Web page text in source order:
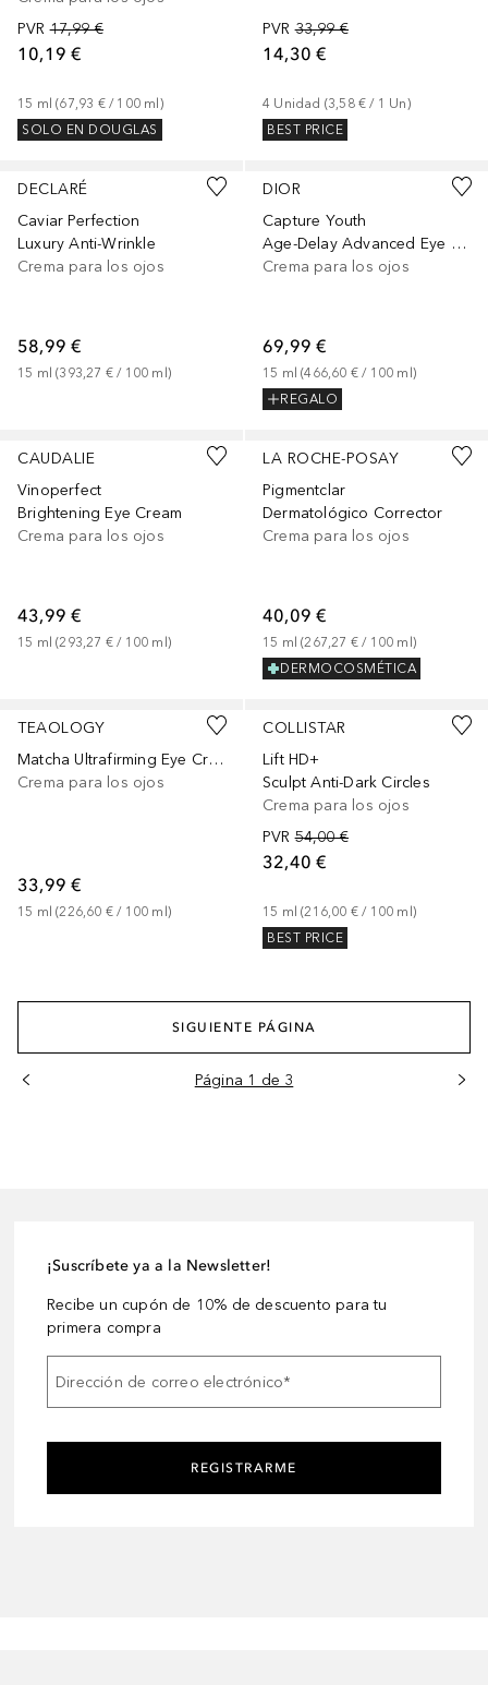
PVR 17,99 €
10,19 €
15 ml (67,93 € / 100 ml )
SOLO EN DOUGLAS
PVR 33,99 €
14,30 €
4 Unidad (3,58 € / 1 Un)
BEST PRICE
DECLARÉ
Caviar Perfection
Luxury Anti-Wrinkle
Crema para los ojos
58,99 €
15 ml (393,27 € / 100 ml )
DIOR
Capture Youth
Age-Delay Advanced Eye Treatment
Crema para los ojos
69,99 €
15 ml (466,60 € / 100 ml )
REGALO
CAUDALIE
Vinoperfect
Brightening Eye Cream
Crema para los ojos
43,99 €
15 ml (293,27 € / 100 ml )
LA ROCHE-POSAY
Pigmentclar
Dermatológico Corrector
Crema para los ojos
40,09 €
15 ml (267,27 € / 100 ml )
DERMOCOSMÉTICA
TEAOLOGY
Matcha Ultrafirming Eye Cream
Crema para los ojos
33,99 €
15 ml (226,60 € / 100 ml )
COLLISTAR
Lift HD+
Sculpt Anti-Dark Circles
Crema para los ojos
PVR 54,00 €
32,40 €
15 ml (216,00 € / 100 ml )
BEST PRICE
SIGUIENTE PÁGINA
Página 1 de 3
¡Suscríbete ya a la Newsletter!
Recibe un cupón de 10% de descuento para tu
primera compra
Dirección de correo electrónico*
REGISTRARME